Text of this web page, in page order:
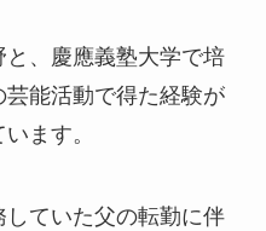
、慶應義塾大学で培
能活動で得た経験が
ます。
ていた父の転勤に伴